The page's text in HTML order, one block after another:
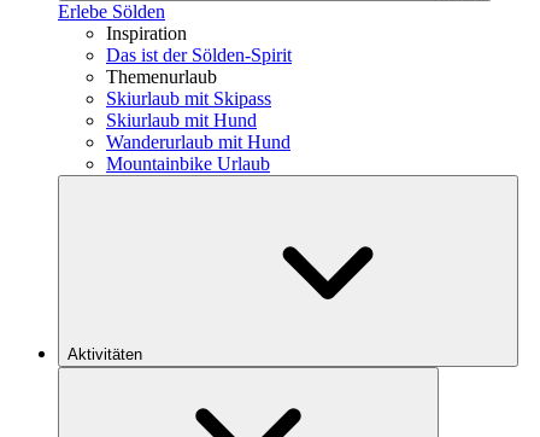
Erlebe Sölden
Inspiration
Das ist der Sölden-Spirit
Themenurlaub
Skiurlaub mit Skipass
Skiurlaub mit Hund
Wanderurlaub mit Hund
Mountainbike Urlaub
Aktivitäten